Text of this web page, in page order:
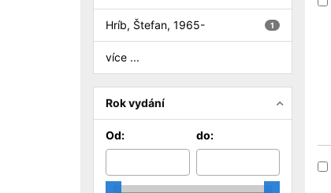
1
Hríb, Štefan, 1965-
více ...
Rok vydání
Od: do: